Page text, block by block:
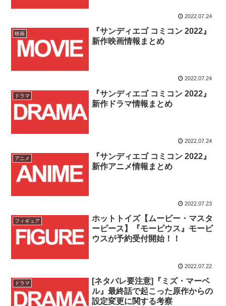
2022.07.24
映画
『サンディエゴ コミコン 2022』
新作映画情報まとめ
2022.07.24
ドラマ
『サンディエゴ コミコン 2022』
新作ドラマ情報まとめ
2022.07.24
アニメ
『サンディエゴ コミコン 2022』
新作アニメ情報まとめ
2022.07.23
フィギュア
ホットトイズ【ムービー・マスタ
ーピース】『モービウス』モービ
ウスが予約受付開始！！
2022.07.22
ドラマ
[ネタバレ要注意]『ミズ・マーベ
ル』最終話で起こった原作からの
設定変更に関する考察